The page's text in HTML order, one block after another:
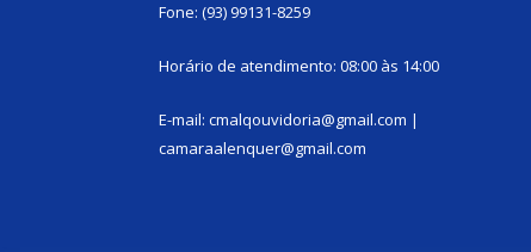
Fone: (93) 99131-8259
Horário de atendimento: 08:00 às 14:00
E-mail: cmalqouvidoria@gmail.com |
camaraalenquer@gmail.com